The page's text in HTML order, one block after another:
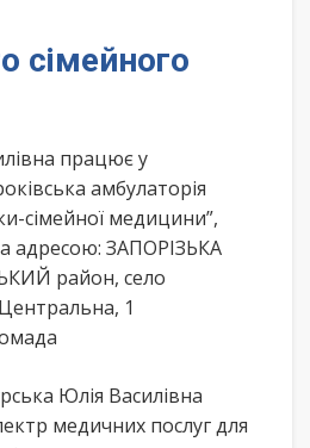
сімейного
працює у
амбулаторія
сімейної медицини”,
адресою: ЗАПОРІЗЬКА
район, село
1
Юлія Василівна
медичних послуг для